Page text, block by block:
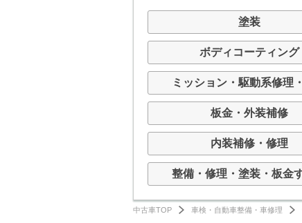
塗装
ボディコーティング
ミッション・駆動系修理
板金・外装補修
内装補修・修理
整備・修理・塗装・板金
中古車TOP 車検・自動車整備・車修理